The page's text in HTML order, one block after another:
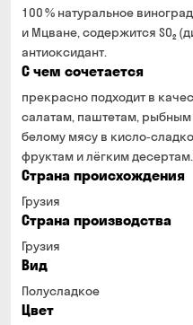
100 % натуральное
и Мцване, содержится SO₂
антиоксидант.
С чем сочетается
прекрасно подходит в
салатам, паштетам,
белому мясу в
фруктам и лёгким десертам.
Страна происхождения
Грузия
Страна производства
Грузия
Вид
Полусладкое
Цвет